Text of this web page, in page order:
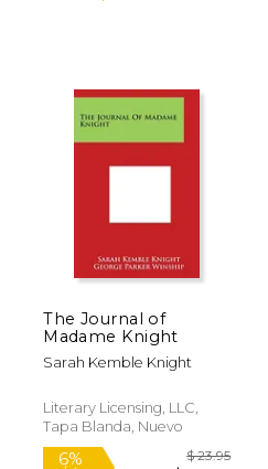
The Journal of
Madame Knight
Sarah Kemble Knight
Literary Licensing, LLC,
Tapa Blanda, Nuevo